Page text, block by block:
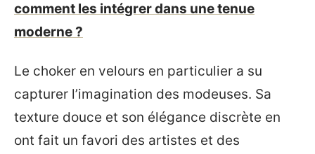
comment les intégrer dans une tenue
moderne ?
Le choker en velours en particulier a su
capturer l’imagination des modeuses. Sa
texture douce et son élégance discrète en
ont fait un favori des artistes et des